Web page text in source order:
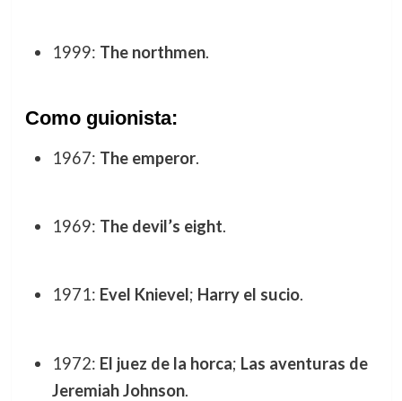
1999: The northmen.
Como guionista:
1967: The emperor.
1969: The devil’s eight.
1971: Evel Knievel; Harry el sucio.
1972: El juez de la horca; Las aventuras de
Jeremiah Johnson.